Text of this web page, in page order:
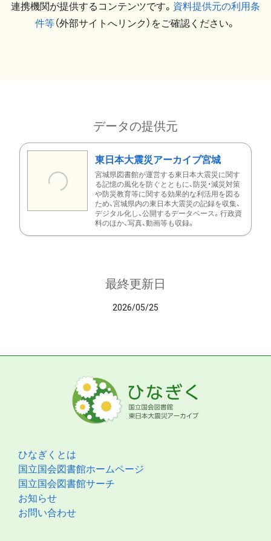
連携機関が提供するコンテンツです。 資料提供元の利用条
件等（外部サイトへリンク）をご確認ください。
データの提供元
東日本大震災アーカイブ宮城
宮城県図書館が運営する東日本大震災に関す
る記憶の風化を防ぐとともに、防災・減災対策
や防災教育等に関する効果的な利活用を図る
ため、宮城県内の東日本大震災の記録を収集、
デジタル化し、公開するデータベース。行政資
料のほか、写真、動画等も収録。
最終更新日
2026/05/25
ひなぎくとは
国立国会図書館ホームページ
国立国会図書館サーチ
お知らせ
お問い合わせ